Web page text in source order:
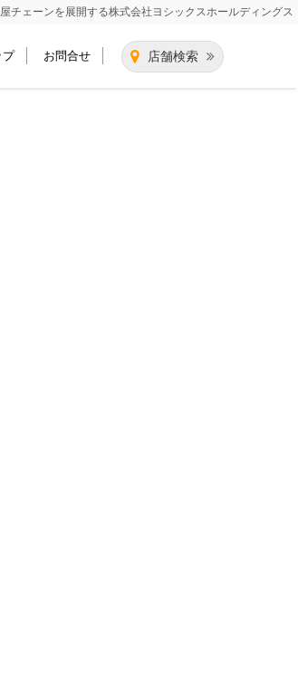
チェーンを展開する株式会社ヨシックスホールディングス
店舗検索
プ お問合せ